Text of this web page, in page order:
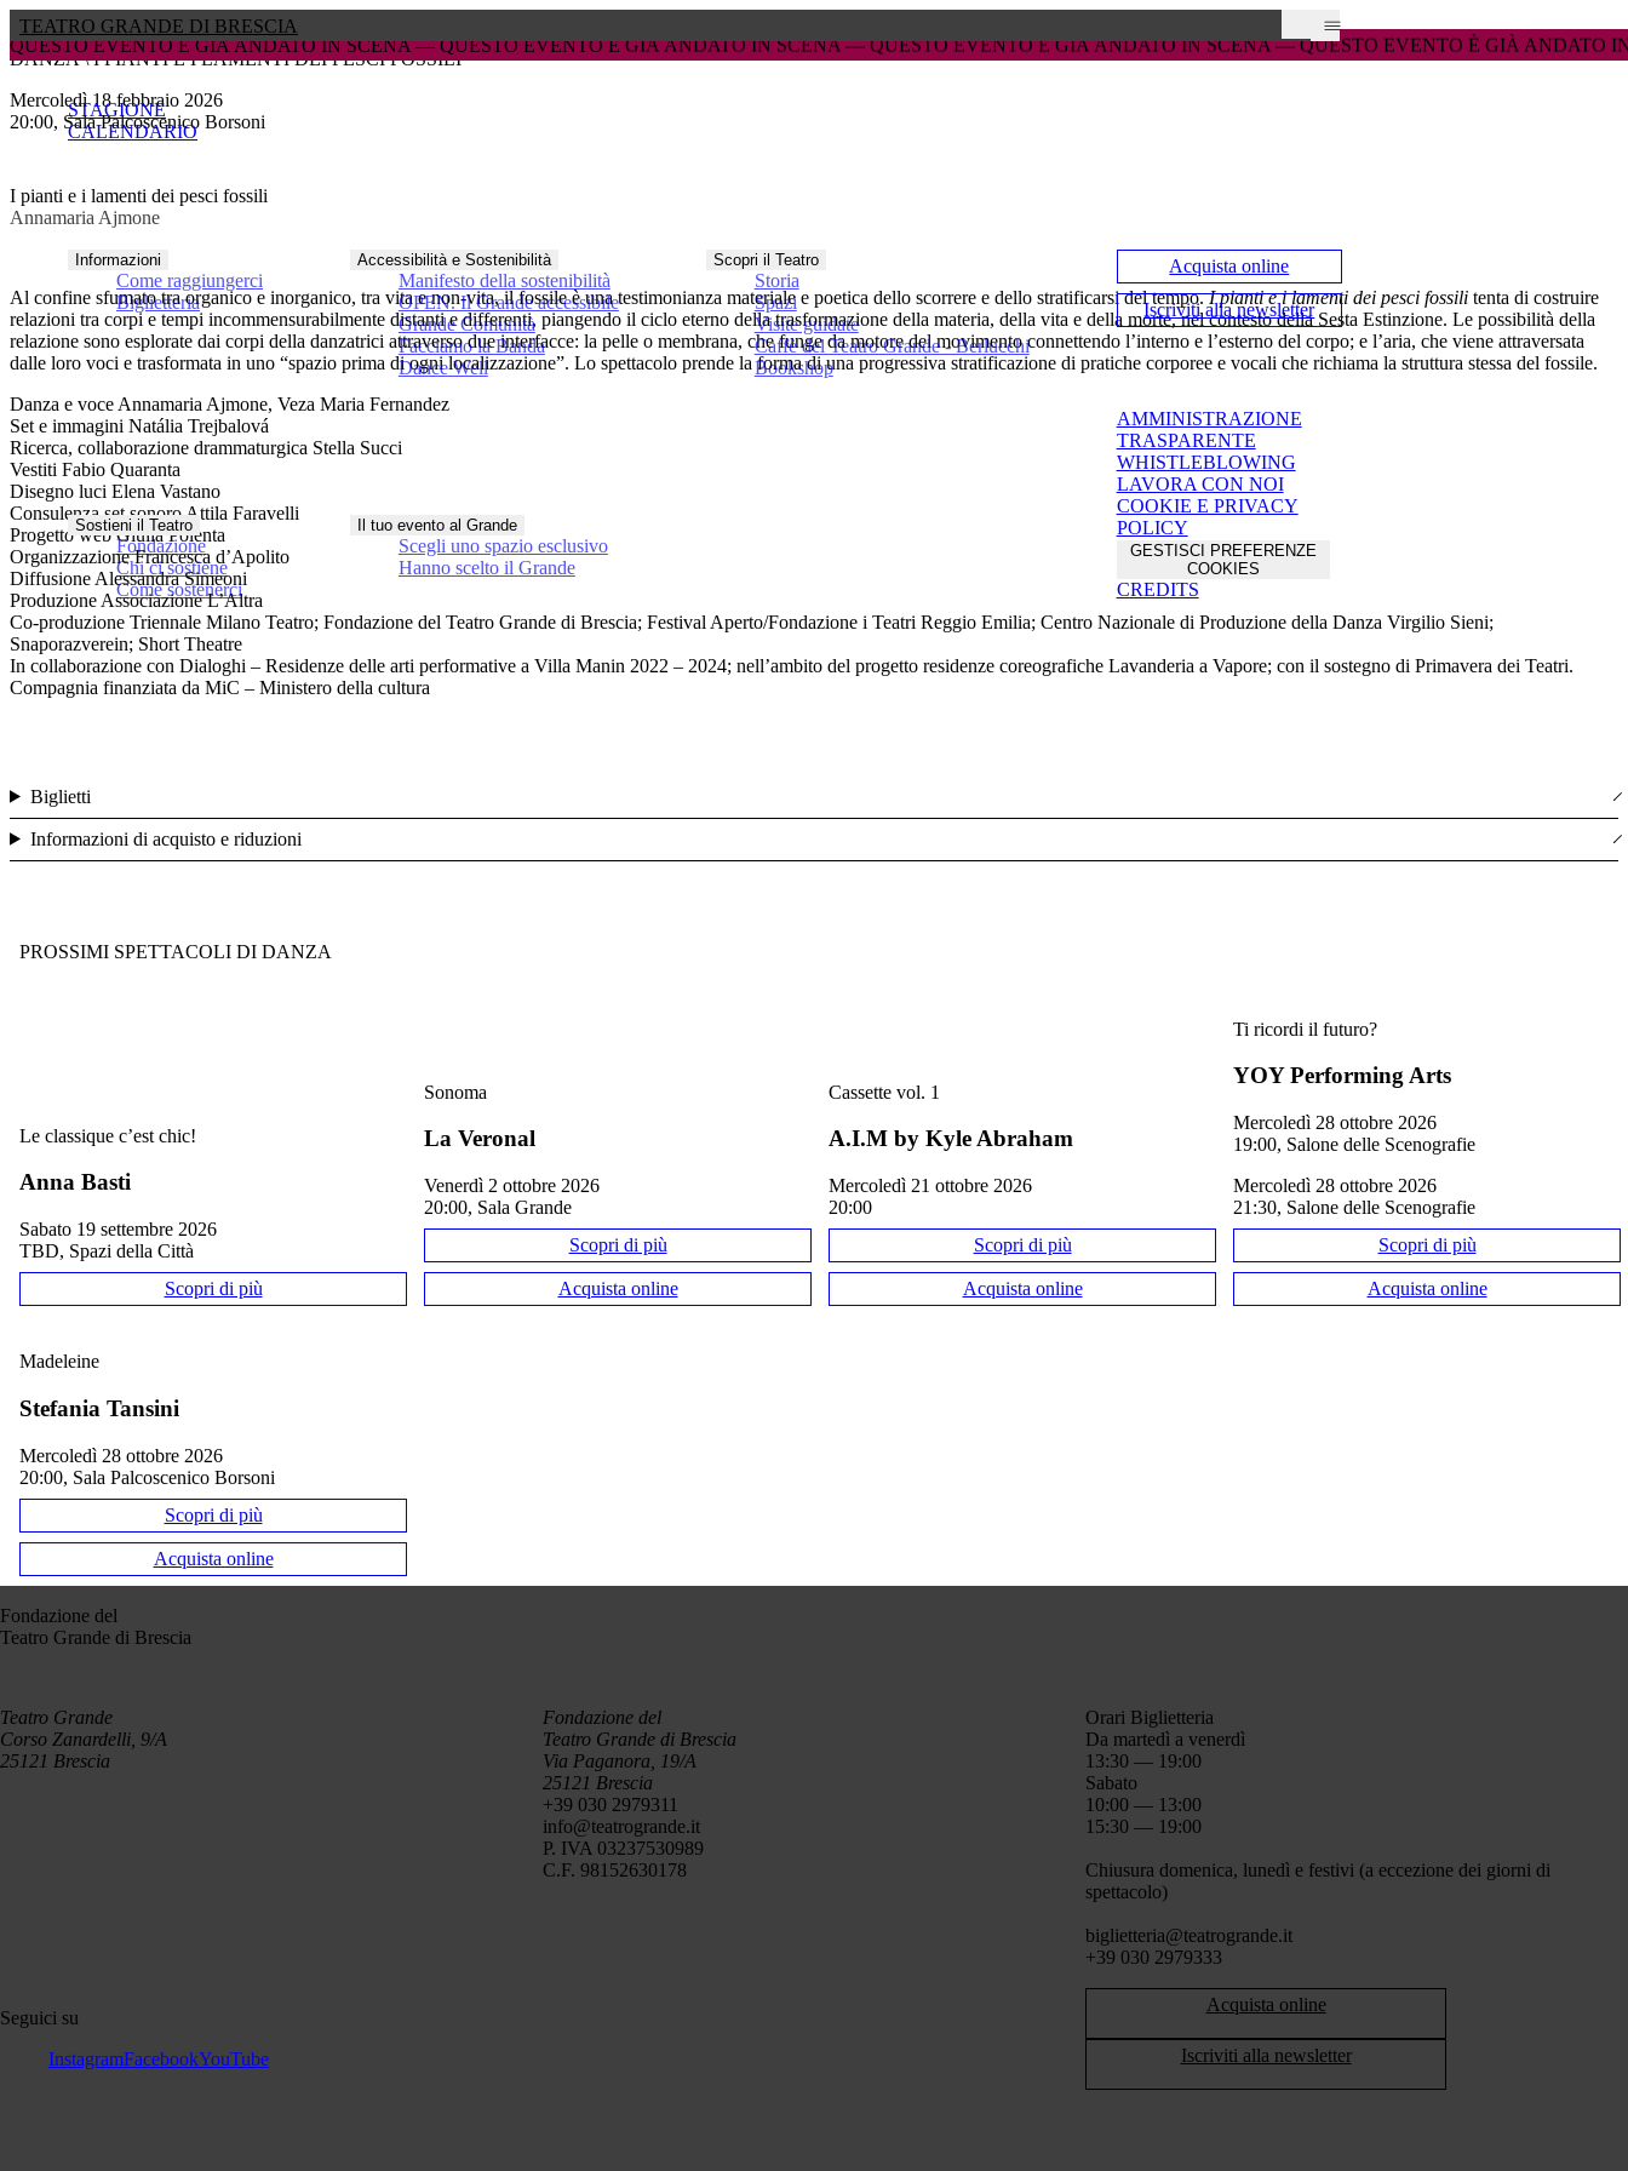
TEATRO GRANDE DI BRESCIA
STAGIONE
CALENDARIO
Informazioni
Come raggiungerci
Biglietteria
Accessibilità e Sostenibilità
Manifesto della sostenibilità
OPEN. Il Grande accessibile
Grande Comunità
Facciamo la Banda
Dance Well
Scopri il Teatro
Storia
Spazi
Visite guidate
Caffè del Teatro Grande - Berlucchi
Bookshop
Sostieni il Teatro
Fondazione
Chi ci sostiene
Come sostenerci
Il tuo evento al Grande
Scegli uno spazio esclusivo
Hanno scelto il Grande
Acquista online
Iscriviti alla newsletter
AMMINISTRAZIONE
TRASPARENTE
WHISTLEBLOWING
LAVORA CON NOI
COOKIE E PRIVACY
POLICY
GESTISCI PREFERENZE
COOKIES
CREDITS
DANZA \ I PIANTI E I LAMENTI DEI PESCI FOSSILI
mercoledì 18 febbraio 2026
20:00, Sala Palcoscenico Borsoni
I pianti e i lamenti dei pesci fossili
Annamaria Ajmone
Al confine sfumato tra organico e inorganico, tra vita e non-vita, il fossile è una testimonianza materiale e poetica dello scorrere e dello stratificarsi del tempo.I pianti e i lamenti dei pesci fossili tenta di costruire
relazioni tra corpi e tempi incommensurabilmente distanti e differenti, piangendo il ciclo eterno della trasformazione della materia, della vita e della morte, nel contesto della Sesta Estinzione. Le possibilità della
relazione sono esplorate dai corpi della danzatrici attraverso due interfacce: la pelle o membrana, che funge da motore del movimento connettendo l’interno e l’esterno del corpo; e l’aria, che viene attraversata
dalle loro voci e trasformata in uno “spazio prima di ogni localizzazione”. Lo spettacolo prende la forma di una progressiva stratificazione di pratiche corporee e vocali che richiama la struttura stessa del fossile.
Danza e voce Annamaria Ajmone, Veza Maria Fernandez
Set e immagini Natália Trejbalová
Ricerca, collaborazione drammaturgica Stella Succi
Vestiti Fabio Quaranta
Disegno luci Elena Vastano
Consulenza set sonoro Attila Faravelli
Progetto webGiulia Polenta
OrganizzazioneFrancesca d’Apolito
Diffusione Alessandra Simeoni
Produzione Associazione L’Altra
Co-produzione Triennale Milano Teatro; Fondazione del Teatro Grande di Brescia; Festival Aperto/Fondazione i Teatri Reggio Emilia; Centro Nazionale di Produzione della Danza Virgilio Sieni;
Snaporazverein; Short Theatre
In collaborazione con Dialoghi – Residenze delle arti performative a Villa Manin 2022 – 2024; nell’ambito del progetto residenze coreografiche Lavanderia a Vapore; con il sostegno di Primavera dei Teatri.
Compagnia finanziata da MiC – Ministero della cultura
Biglietti
Informazioni di acquisto e riduzioni
PROSSIMI SPETTACOLI DI DANZA
Le classique c’est chic!
Anna Basti
sabato 19 settembre 2026
TBD, Spazi della Città
Scopri di più
Sonoma
La Veronal
venerdì 2 ottobre 2026
20:00, Sala Grande
Scopri di più
Acquista online
Cassette vol. 1
A.I.M by Kyle Abraham
mercoledì 21 ottobre 2026
20:00
Scopri di più
Acquista online
Ti ricordi il futuro?
YOY Performing Arts
mercoledì 28 ottobre 2026
19:00, Salone delle Scenografie
mercoledì 28 ottobre 2026
21:30, Salone delle Scenografie
Scopri di più
Acquista online
Madeleine
Stefania Tansini
mercoledì 28 ottobre 2026
20:00, Sala Palcoscenico Borsoni
Scopri di più
Acquista online
ANDATO IN SCENA — QUESTO EVENTO È GIÀ ANDATO IN SCENA — QUESTO EVENTO È GIÀ ANDATO IN SCENA — QUESTO EVENTO È GIÀ ANDATO IN SCENA — QUESTO
ANDATO IN SCENA — QUESTO EVENTO È GIÀ ANDATO IN SCENA — QUESTO EVENTO È GIÀ ANDATO IN SCENA — QUESTO EVENTO È GIÀ ANDATO IN SCENA —
ANDATO IN SCENA — QUESTO EVENTO È GIÀ ANDATO IN SCENA — QUESTO EVENTO È GIÀ ANDATO IN SCENA — QUESTO EVENTO È GIÀ ANDATO IN SCENA — QUESTO
Fondazione del
Teatro Grande di Brescia
Teatro Grande
Corso Zanardelli, 9/A
25121 Brescia
Fondazione del
Teatro Grande di Brescia
Via Paganora, 19/A
25121 Brescia
+39 030 2979311
info@teatrogrande.it
P. IVA 03237530989
C.F. 98152630178
Orari Biglietteria
Da martedì a venerdì
13:30 — 19:00
Sabato
10:00 — 13:00
15:30 — 19:00
Chiusura domenica, lunedì e festivi (a eccezione dei giorni di
spettacolo)
biglietteria@teatrogrande.it
+39 030 2979333
Acquista online
Iscriviti alla newsletter
Seguici su
InstagramFacebookYouTube